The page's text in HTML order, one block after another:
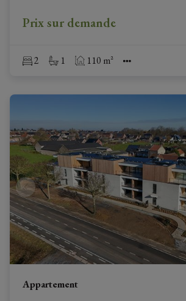
Prix sur demande
2 1 110 m²
Appartement